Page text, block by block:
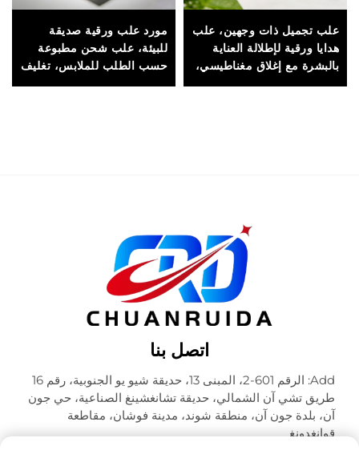
علب تجميل ذات وجهين، علب
هدايا ورقية لإطلالة العناية
بالبشرة مع إغلاق مغناطيسي،
مورد علب ورقية صديقة
للبيئة، علب شحن مطبوعة
حسب الطلب للملابس، تغليف
اتصل بنا
Add: الرقم 601-2، المبنى 13، حديقة شيو يو الجنوبية، رقم 16
طريق تشي آن الشمالي، حديقة تشانغشينغ الصناعية، حي جون
آن، بلدة جون آن، منطقة شوند، مدينة فوشان، مقاطعة
قوانغدونغ